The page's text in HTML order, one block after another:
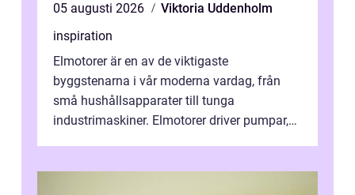
05 augusti 2026
Viktoria Uddenholm
inspiration
Elmotorer är en av de viktigaste
byggstenarna i vår moderna vardag, från
små hushållsapparater till tunga
industrimaskiner. Elmotorer driver pumpar,